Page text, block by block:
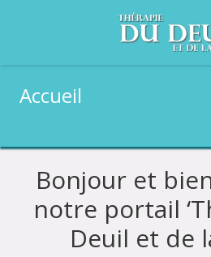
Accueil
Bonjour et
notre portail
Deuil et de